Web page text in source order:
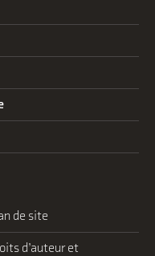
de site
d’auteur et